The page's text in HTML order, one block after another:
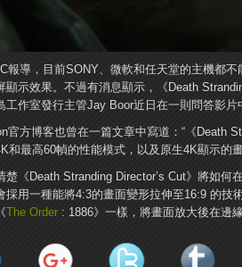
報導，目前SONY、微軟和任天堂的主機都
顯示效果。不過有消息顯示，《Death
工作室發行主管Jay Boor近日在一則問答影片
官方博客也曾在一篇文章中寫道：“《Death
和最高60幀的性能模式，以及原生4K顯示的
楚《Death Stranding Director’s Cut》將如何
採用一種能將4:3的畫面變形拉伸至16:9 的技
The Order : 1886》一樣，將畫面放大後在邊